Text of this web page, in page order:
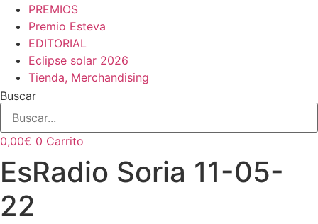
PREMIOS
Premio Esteva
EDITORIAL
Eclipse solar 2026
Tienda, Merchandising
Buscar
0,00€ 0 Carrito
EsRadio Soria 11-05-
22